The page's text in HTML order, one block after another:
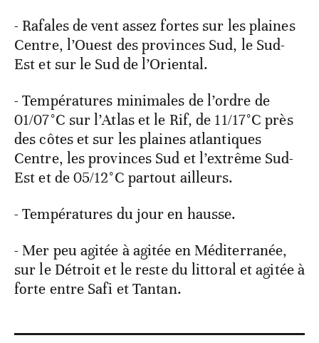
- Rafales de vent assez fortes sur les plaines
Centre, l’Ouest des provinces Sud, le Sud-
Est et sur le Sud de l’Oriental.
- Températures minimales de l’ordre de
01/07°C sur l’Atlas et le Rif, de 11/17°C près
des côtes et sur les plaines atlantiques
Centre, les provinces Sud et l’extrême Sud-
Est et de 05/12°C partout ailleurs.
- Températures du jour en hausse.
- Mer peu agitée à agitée en Méditerranée,
sur le Détroit et le reste du littoral et agitée à
forte entre Safi et Tantan.